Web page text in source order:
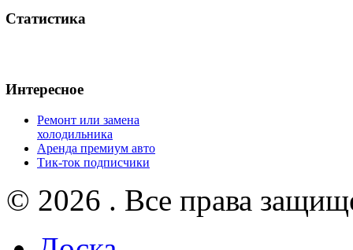
Статистика
Интересное
Ремонт или замена
холодильника
Аренда премиум авто
Тик-ток подписчики
© 2026 . Все права